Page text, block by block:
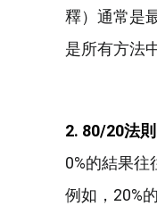
釋）通常是
是所有方法
2. 80/20法則
0%的結果往
例如，20%